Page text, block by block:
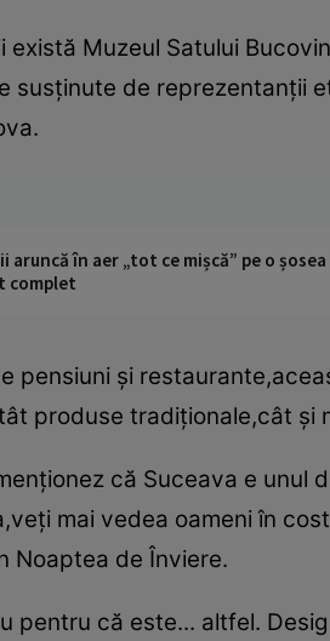
există Muzeul Satului
susţinute de reprezentanţii
aruncă în aer „tot ce mișcă” pe o
complet
pensiuni şi
produse tradiţionale,cât şi
că Suceava e unul
mai vedea oameni în
Noaptea de Înviere.
pentru că este... altfel.